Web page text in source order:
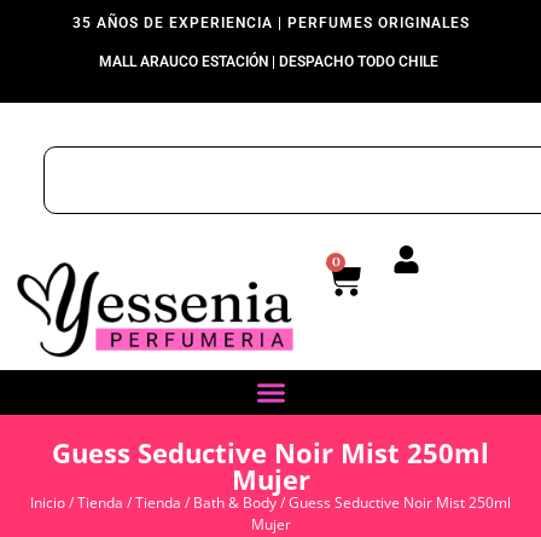
35 AÑOS DE EXPERIENCIA | PERFUMES ORIGINALES
MALL ARAUCO ESTACIÓN | DESPACHO TODO CHILE
0
Guess Seductive Noir Mist 250ml
Mujer
Inicio/Tienda /Tienda / Bath & Body/ Guess Seductive Noir Mist 250ml
Mujer